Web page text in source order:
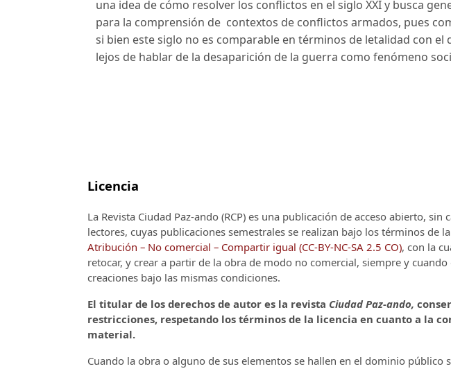
una idea de cómo resolver los conflictos en el siglo XXI y busca
para la comprensión de contextos de conflictos armados, pues
si bien este siglo no es comparable en términos de letalidad con el
lejos de hablar de la desaparición de la guerra como fenómeno
Licencia
La Revista Ciudad Paz-ando (RCP) es una publicación de acceso abierto, sin
lectores, cuyas publicaciones semestrales se realizan bajo los términos de la
Atribución – No comercial – Compartir igual (CC-BY-NC-SA 2.5 CO), con la
retocar, y crear a partir de la obra de modo no comercial, siempre y
creaciones bajo las mismas condiciones.
El titular de los derechos de autor es la revista Ciudad Paz-ando,
restricciones, respetando los términos de la licencia en cuanto a la
material.
Cuando la obra o alguno de sus elementos se hallen en el dominio público